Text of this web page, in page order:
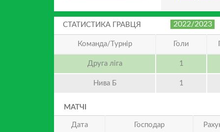
СТАТИСТИКА ГРАВЦЯ 2022/2023
Команда/Турнір Голи
Друга ліга 1
Нива Б 1
МАТЧІ
Дата Господар